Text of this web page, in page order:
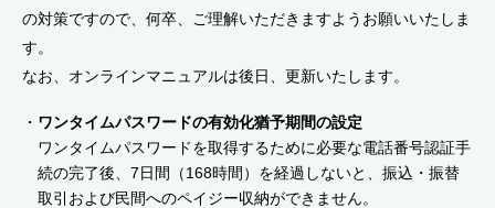
の対策ですので、何卒、ご理解いただきますようお願いいたしま
す。
なお、オンラインマニュアルは後日、更新いたします。
ワンタイムパスワードの有効化猶予期間の設定
ワンタイムパスワードを取得するために必要な電話番号認証手
続の完了後、7日間（168時間）を経過しないと、振込・振替
取引および民間へのペイジー収納ができません。